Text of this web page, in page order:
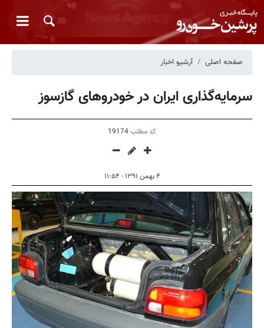
صفحه اصلی آرشیو اخبار
سرمایه‌گذاری ایران در خودروهای گازسوز
کد مطلب19174
۴ بهمن ۱۳۹۱ - ۱۱:۵۴